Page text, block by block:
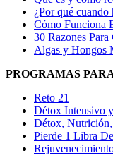
¿Por qué
Cómo Funciona
30 Razones
Algas y Hongos
PROGRAMAS
Reto 21
Détox Intensivo
Détox,
Pierde 1 Libra